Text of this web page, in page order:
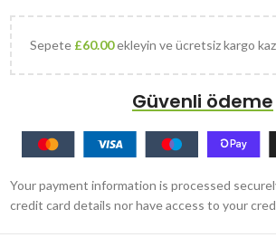
Sepete £60.00ekleyin ve ücretsiz kargo
Güvenli ödeme
Your payment information is processed
credit card details nor have access to your